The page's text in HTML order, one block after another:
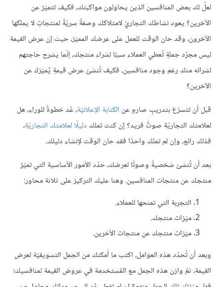
لعلّ لك بعض المنافسين الذين يحاولون مواكبتك، فكيف تتميّز عن
الآخرين؟ يعود نشاطك التجاريّ لامتلاكك وصفةً سريّةً لمنتجاتٍ لا يملكها
الآخرون، وقد حان الوقت للعمل على عرضك المميّز، حيث إن عرض القيمة
ليس مجرّد جملةٍ تُعطي العملاء سببًا لشراء منتجك، إنّما يشرح حاجتهم
لشرائه منك رغم وجود منافسين، فكيف تُنشئ عرض قيمةٍ يُميّزك عن
الآخرين؟
قبل أن تتسرّع بتدريبٍ صارمٍ عن الكتابة الإعلانيّة، عُد خطوةً للوراء، هل
لعلامتك التجاريّة صوتٌ فريد؟ إن كنت تملك دليلًا لعلامتك التجاريّة،
فذلك رائع، وإن لم تملك واحدًا فقد حان الوقت لإنشاء دليلك.
بعد أن تُنشئ شخصيةً وصوتًا لعرضك، حدّد الأمور الأساسية التي تميّز
منتجك عن منتجات المنافسين. وهنا عليك التركيز على ثلاثة محاور:
التجربة التي تمنحها للعملاء.
ميّزات منتجك.
ميّزات منتجك عن منتجات الآخرين.
وبعد أن تُحدّد هذه العوامل، اكتب ما أمكنك من الجمل التسويقيّة لعرض
القيمة، ثمّ وازن هذه الجمل مع المُستخدمة في عروض القيمة لمنافسيك؛